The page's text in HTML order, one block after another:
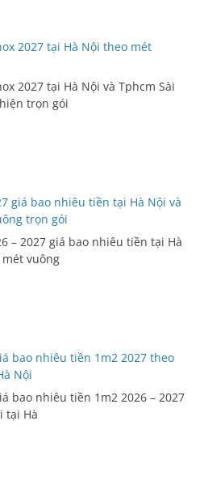
2027 tại Hà Nội theo mét
2027 tại Hà Nội và Tphcm Sài
trọn gói
giá bao nhiêu tiền tại Hà Nội và
trọn gói
– 2027 giá bao nhiêu tiền tại Hà
mét vuông
bao nhiêu tiền 1m2 2027 theo
Nội
bao nhiêu tiền 1m2 2026 – 2027
tại Hà